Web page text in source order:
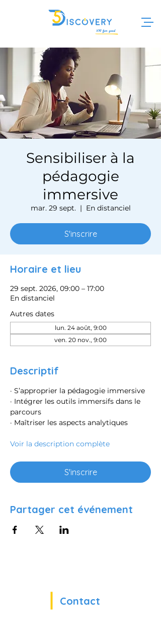
Sensibiliser à la
pédagogie
immersive
mar. 29 sept.
  |
En distanciel
S'inscrire
Horaire et lieu
29 sept. 2026, 09:00 – 17:00
En distanciel
Autres dates
lun. 24 août, 9:00
ven. 20 nov., 9:00
Descriptif
· S’approprier la pédagogie immersive
· Intégrer les outils immersifs dans le
parcours
· Maîtriser les aspects analytiques
Voir la description complète
S'inscrire
Partager cet événement
Contact